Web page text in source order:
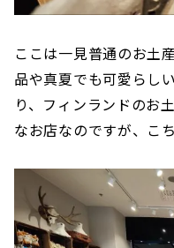
ここは一見普通のお土
品や真夏でも可愛らし
り、フィンランドのお
なお店なのですが、